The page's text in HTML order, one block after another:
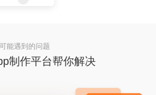
能遇到的问题
制作平台帮你解决